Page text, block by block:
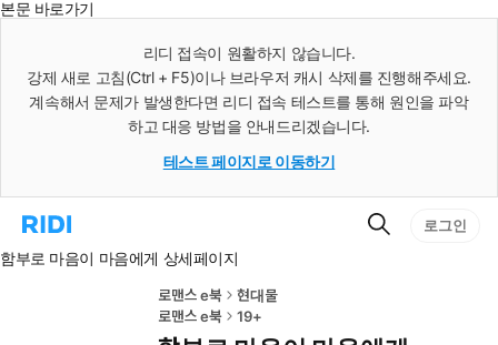
본문 바로가기
리디 접속이 원활하지 않습니다.
강제 새로 고침(Ctrl + F5)이나 브라우저 캐시 삭제를 진행해주세요.
계속해서 문제가 발생한다면 리디 접속 테스트를 통해 원인을 파악
하고 대응 방법을 안내드리겠습니다.
테스트 페이지로 이동하기
리
홈
검
로그인
함부로 마음이 마음에게 상세페이지
로맨스 e북
현대물
로맨스 e북
19+